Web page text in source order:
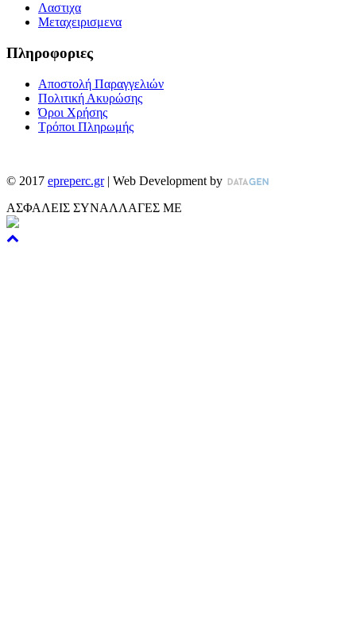
Λαστιχα
Μεταχειρισμενα
Πληροφοριες
Αποστολή Παραγγελιών
Πολιτική Ακυρώσης
Όροι Χρήσης
Τρόποι Πληρωμής
© 2017 epreperc.gr| Web Development by
ΑΣΦΑΛΕΙΣ ΣΥΝΑΛΛΑΓΕΣ ΜΕ